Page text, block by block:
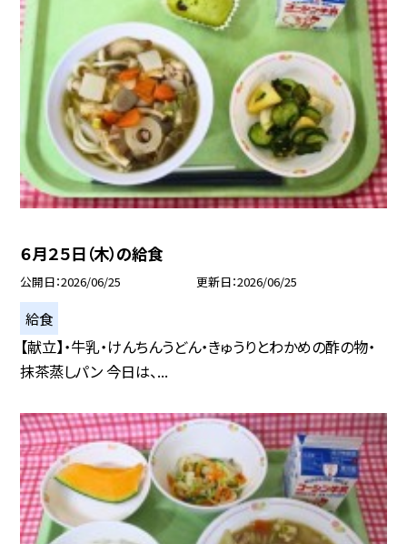
６月２５日（木）の給食
公開日 2026/06/25 更新日 2026/06/25
給食
【献立】・牛乳・けんちんうどん・きゅうりとわかめの酢の物・
抹茶蒸しパン 今日は、...